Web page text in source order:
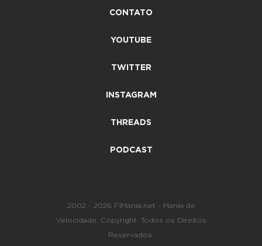
CONTATO
YOUTUBE
TWITTER
INSTAGRAM
THREADS
PODCAST
2002 - 2026 F1Mania.net - Mania de
Velocidade. Copyright. Todos os Direitos
Reservados.